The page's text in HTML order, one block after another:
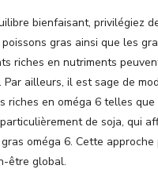
bienfaisant, privilégiez
poissons gras ainsi que les
riches en nutriments
Par ailleurs, il est sage de
riches en oméga 6 telles
de soja, qui
oméga 6. Cette
être global.